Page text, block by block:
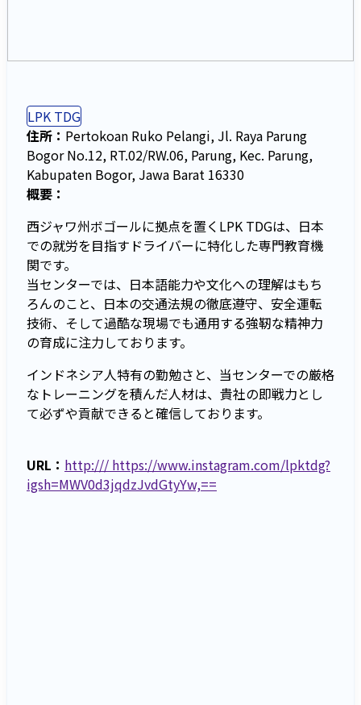
LPK TDG
住所： Pertokoan Ruko Pelangi, Jl. Raya Parung
Bogor No.12, RT.02/RW.06, Parung, Kec. Parung,
Kabupaten Bogor, Jawa Barat 16330
概要：
西ジャワ州ボゴールに拠点を置くLPK TDGは、日本
での就労を目指すドライバーに特化した専門教育機
関です。
当センターでは、日本語能力や文化への理解はもち
ろんのこと、日本の交通法規の徹底遵守、安全運転
技術、そして過酷な現場でも通用する強靭な精神力
の育成に注力しております。
インドネシア人特有の勤勉さと、当センターでの厳格
なトレーニングを積んだ人材は、貴社の即戦力とし
て必ずや貢献できると確信しております。
URL： http:/// https://www.instagram.com/lpktdg?
igsh=MWV0d3jqdzJvdGtyYw,==